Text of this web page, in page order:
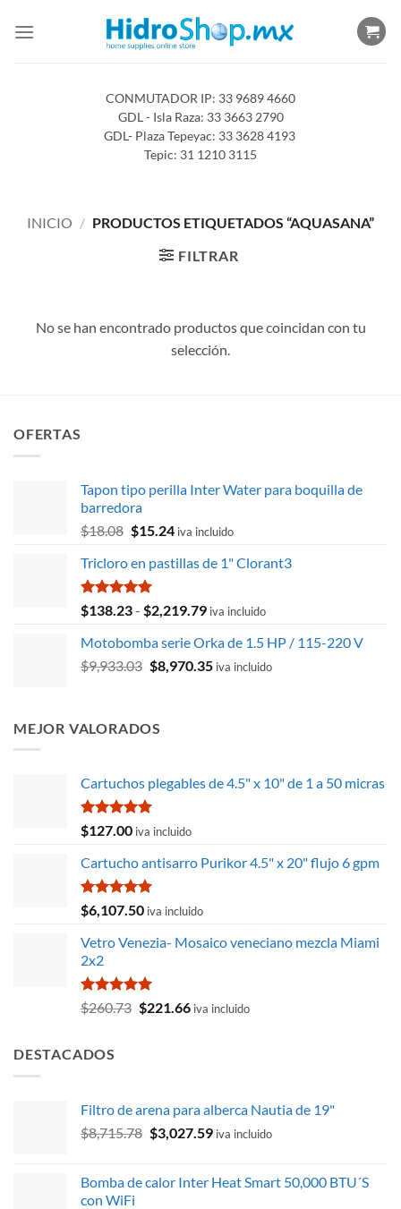
CONMUTADOR IP: 33 9689 4660
GDL - Isla Raza: 33 3663 2790
GDL- Plaza Tepeyac: 33 3628 4193
Tepic: 31 1210 3115
INICIO / PRODUCTOS ETIQUETADOS “AQUASANA”
FILTRAR
No se han encontrado productos que coincidan con tu
selección.
OFERTAS
Tapon tipo perilla Inter Water para boquilla de
barredora
$18.08 El
original
era:
$18.08.
$15.24El
actual
$15.24.
iva incluido
Tricloro en pastillas de 1" Clorant3
Valorado
con
de 5
$138.23- $2,219.79Rango
precios:
desde
iva incluido
Motobomba serie Orka de 1.5 HP / 115-220 V
$9,933.03 El
era:
$9,933.03.
$8,970.35Eliva incluido
MEJOR VALORADOS
Cartuchos plegables de 4.5" x 10" de 1 a 50 micras
Valorado
con
de 5
$127.00 iva incluido
Cartucho antisarro Purikor 4.5" x 20" flujo 6 gpm
Valorado
con
de 5
$6,107.50 iva incluido
Vetro Venezia- Mosaico veneciano mezcla Miami
2x2
Valorado
con
$260.73 El
$221.66Eliva incluido
DESTACADOS
Filtro de arena para alberca Nautia de 19"
$8,715.78 El
era:
$3,027.59El
es:
iva incluido
Bomba de calor Inter Heat Smart 50,000 BTU´S
con WiFi